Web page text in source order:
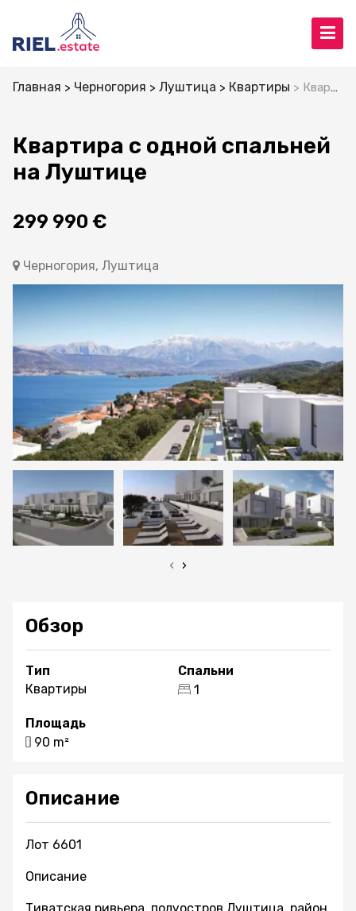
Главная Черногория Луштица Квартиры Квартира с одной спальней на Луштице
Квартира с одной спальней
на Луштице
299 990 €
Черногория, Луштица
‹ ›
Обзор
Тип
Квартиры
Спальни
1
Площадь
90 m²
Описание
Лот 6601
Описание